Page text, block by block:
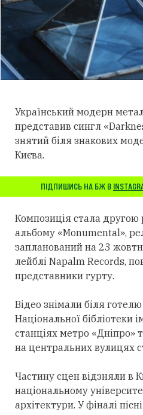
Український модерн
представив сингл
знятий біля знакових
Києва.
ПІДПИШИСЬ НА БЖ В
Композиція стала другою
альбому «Monumental»,
запланований на 23
лейблі Napalm Records,
представники гурту.
Відео знімали біля
Національної бібліотеки
станціях метро «Дніпро»
на центральних вулицях
Частину сцен відзняли в
національному
архітектури. У фіналі